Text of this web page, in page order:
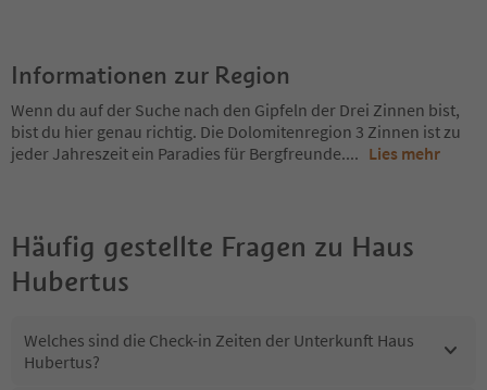
Informationen zur Region
Wenn du auf der Suche nach den Gipfeln der Drei Zinnen bist,
bist du hier genau richtig. Die Dolomitenregion 3 Zinnen ist zu
jeder Jahreszeit ein Paradies für Bergfreunde.... Lies mehr
Häufig gestellte Fragen zu Haus
Hubertus
Welches sind die Check-in Zeiten der Unterkunft Haus
Hubertus?